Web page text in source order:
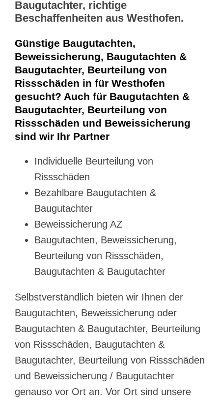
Baugutachter, richtige
Beschaffenheiten aus Westhofen.
Günstige Baugutachten,
Beweissicherung, Baugutachten &
Baugutachter, Beurteilung von
Rissschäden in für Westhofen
gesucht? Auch für Baugutachten &
Baugutachter, Beurteilung von
Rissschäden und Beweissicherung
sind wir Ihr Partner
Individuelle Beurteilung von
Rissschäden
Bezahlbare Baugutachten &
Baugutachter
Beweissicherung AZ
Baugutachten, Beweissicherung,
Beurteilung von Rissschäden,
Baugutachten & Baugutachter
Selbstverständlich bieten wir Ihnen der
Baugutachten, Beweissicherung oder
Baugutachten & Baugutachter, Beurteilung
von Rissschäden, Baugutachten &
Baugutachter, Beurteilung von Rissschäden
und Beweissicherung / Baugutachter
genauso vor Ort an. Vor Ort sind unsere